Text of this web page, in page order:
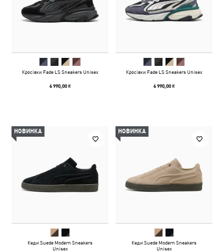
Кросівки Fade LS Sneakers Unisex
6 990,00 ₴
Кросівки Fade LS Sneakers Unisex
6 990,00 ₴
НОВИНКА
Кеди Suede Modern Sneakers
Unisex
НОВИНКА
Кеди Suede Modern Sneakers
Unisex